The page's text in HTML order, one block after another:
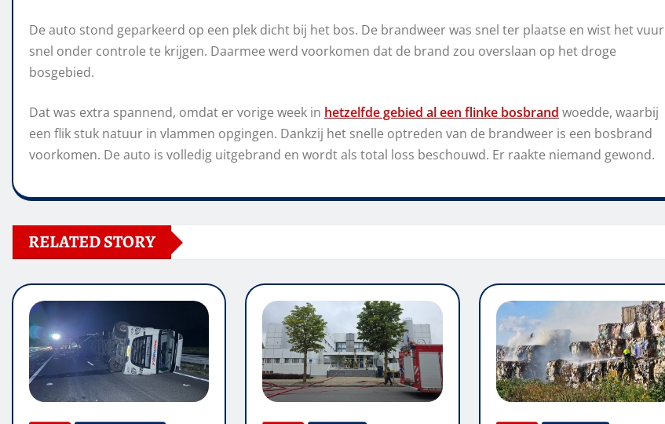
De auto stond geparkeerd op een plek dicht bij het bos. De brandweer was snel ter plaatse en wist het vuur
snel onder controle te krijgen. Daarmee werd voorkomen dat de brand zou overslaan op het droge
bosgebied.
Dat was extra spannend, omdat er vorige week in hetzelfde gebied al een flinke bosbrand woedde, waarbij
een flik stuk natuur in vlammen opgingen. Dankzij het snelle optreden van de brandweer is een bosbrand
voorkomen. De auto is volledig uitgebrand en wordt als total loss beschouwd. Er raakte niemand gewond.
RELATED STORY